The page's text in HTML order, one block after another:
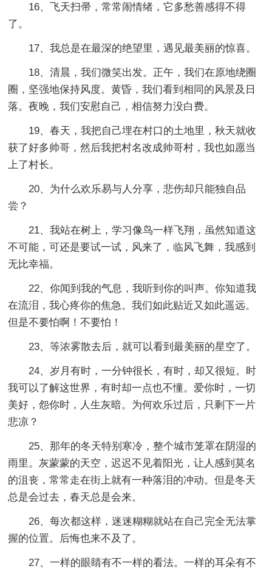
16、飞天扫帚，常常闹情绪，它多愁善感得不得
了。
17、我总是在最深的绝望里，遇见最美丽的惊喜。
18、清晨，我们微笑出发。正午，我们在原地绕圈
圈，坚强地保持风度。黄昏，我们看到相同的风景及日
落。夜晚，我们安慰自己，相信努力没白费。
19、春天，我把自己埋在村口的土地里，秋天就收
获了好多帅哥，然后我把村名改成帅哥村，我也如愿当
上了村长。
20、为什么欢乐易与人分享，悲伤却只能独自品
尝？
21、我站在树上，学习像鸟一样飞翔，虽然知道这
不可能，可还是要试一试，风来了，临风飞舞，我感到
无比幸福。
22、你闻到我的气息，我听到你的叫声。你知道我
在流泪，我心疼你的焦急。我们如此贴近又如此遥远。
但是不要怕啊！不要怕！
23、等浓雾散去后，就可以看到最美丽的星空了。
24、岁月有时，一分钟很长，有时，却又很短。时
我可以了解这世界，有时却一点也不懂。爱你时，一切
美好，怨你时，人生灰暗。为何欢乐过后，只剩下一片
悲凉？
25、那年的冬天特别寒冷，整个城市笼罩在阴湿的
雨里。灰蒙蒙的天空，迟迟不见着阳光，让人感到莫名
的沮丧，常常走在街上就有一种落泪的冲动。但是冬天
总是会过去，春天总是会来。
26、每次都这样，迷迷糊糊就站在自己完全无法掌
握的位置。后悔也来不及了。
27、一样的眼睛有不一样的看法。一样的耳朵有不